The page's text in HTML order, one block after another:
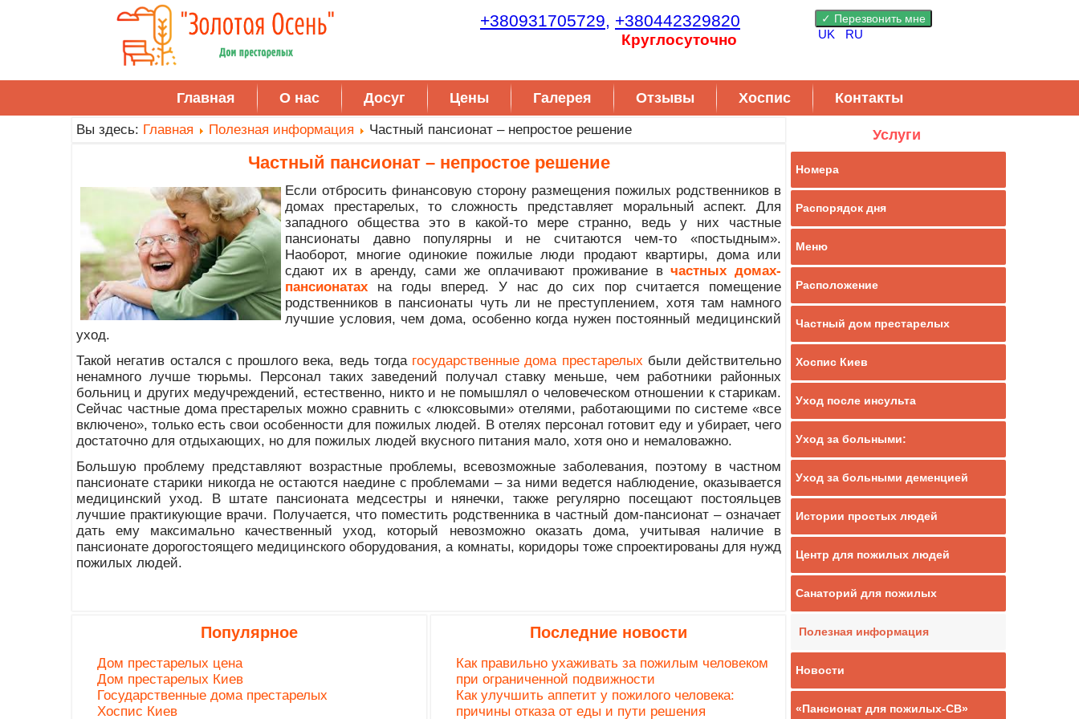
UK RU
+380931705729, +380442329820
Круглосуточно
Главная О нас Досуг Цены Галерея Отзывы Хоспис Контакты
Вы здесь: Главная Полезная информация Частный пансионат – непростое решение
Частный пансионат – непростое решение
Если отбросить финансовую сторону размещения пожилых родственников в
домах престарелых, то сложность представляет моральный аспект. Для
западного общества это в какой-то мере странно, ведь у них частные
пансионаты давно популярны и не считаются чем-то «постыдным».
Наоборот, многие одинокие пожилые люди продают квартиры, дома или
сдают их в аренду, сами же оплачивают проживание вчастных домах-
пансионатах
на годы вперед. У нас до сих пор считается помещение
родственников в пансионаты чуть ли не преступлением, хотя там намного
лучшие условия, чем дома, особенно когда нужен постоянный медицинский
уход.
Такой негатив остался с прошлого века, ведь тогда государственные дома престарелых были действительно
ненамного лучше тюрьмы. Персонал таких заведений получал ставку меньше, чем работники районных
больниц и других медучреждений, естественно, никто и не помышлял о человеческом отношении к старикам.
Сейчас частные дома престарелых можно сравнить с «люксовыми» отелями, работающими по системе «все
включено», только есть свои особенности для пожилых людей. В отелях персонал готовит еду и убирает, чего
достаточно для отдыхающих, но для пожилых людей вкусного питания мало, хотя оно и немаловажно.
Большую проблему представляют возрастные проблемы, всевозможные заболевания, поэтому в частном
пансионате старики никогда не остаются наедине с проблемами – за ними ведется наблюдение, оказывается
медицинский уход. В штате пансионата медсестры и нянечки, также регулярно посещают постояльцев
лучшие практикующие врачи. Получается, что поместить родственника в частный дом-пансионат – означает
дать ему максимально качественный уход, который невозможно оказать дома, учитывая наличие в
пансионате дорогостоящего медицинского оборудования, а комнаты, коридоры тоже спроектированы для нужд
пожилых людей.
Популярное
Дом престарелых цена
Дом престарелых Киев
Государственные дома престарелых
Хоспис Киев
Последние новости
Как правильно ухаживать за пожилым человеком
при ограниченной подвижности
Как улучшить аппетит у пожилого человека:
причины отказа от еды и пути решения
Услуги
Номера
Распорядок дня
Меню
Расположение
Частный дом престарелых
Хоспис Киев
Уход после инсульта
Уход за больными:
Уход за больными деменцией
Истории простых людей
Центр для пожилых людей
Санаторий для пожилых
Полезная информация
Новости
«Пансионат для пожилых-СВ»